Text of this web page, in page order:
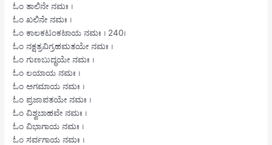
ಓಂ ತಾಲಿನೇ ನಮಃ ।
ಓಂ ಖಲಿನೇ ನಮಃ ।
ಓಂ ಕಾಲಕಟಂಕಟಾಯ ನಮಃ । 240।
ಓಂ ನಕ್ಷತ್ರವಿಗ್ರಹಮತಯೇ ನಮಃ ।
ಓಂ ಗುಣಬುದ್ಧಯೇ ನಮಃ ।
ಓಂ ಲಯಾಯ ನಮಃ ।
ಓಂ ಅಗಮಾಯ ನಮಃ ।
ಓಂ ಪ್ರಜಾಪತಯೇ ನಮಃ ।
ಓಂ ವಿಶ್ವಬಾಹವೇ ನಮಃ ।
ಓಂ ವಿಭಾಗಾಯ ನಮಃ ।
ಓಂ ಸರ್ವಗಾಯ ನಮಃ ।